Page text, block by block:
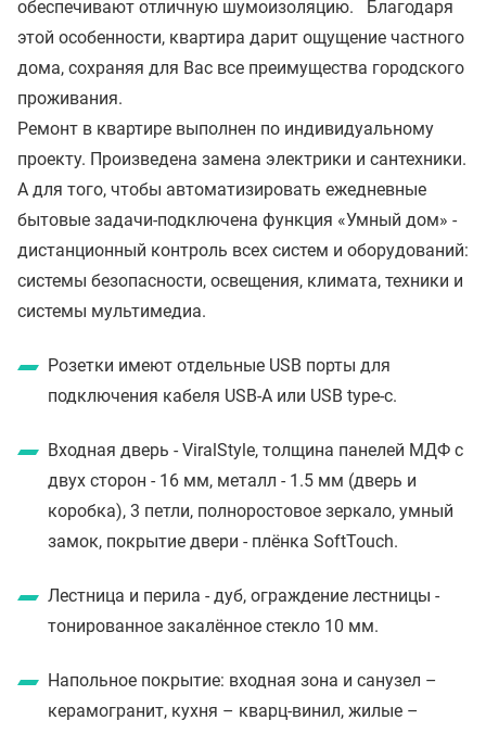
обеспечивают отличную шумоизоляцию. Благодаря
этой особенности, квартира дарит ощущение частного
дома, сохраняя для Вас все преимущества городского
проживания.
Ремонт в квартире выполнен по индивидуальному
проекту. Произведена замена электрики и сантехники.
А для того, чтобы автоматизировать ежедневные
бытовые задачи-подключена функция «Умный дом» -
дистанционный контроль всех систем и оборудований:
системы безопасности, освещения, климата, техники и
системы мультимедиа.
Розетки имеют отдельные USB порты для
подключения кабеля USB-A или USB type-c.
Входная дверь - ViralStyle, толщина панелей МДФ с
двух сторон - 16 мм, металл - 1.5 мм (дверь и
коробка), 3 петли, полноростовое зеркало, умный
замок, покрытие двери - плёнка SoftTouch.
Лестница и перила - дуб, ограждение лестницы -
тонированное закалённое стекло 10 мм.
Напольное покрытие: входная зона и санузел –
керамогранит, кухня – кварц-винил, жилые –